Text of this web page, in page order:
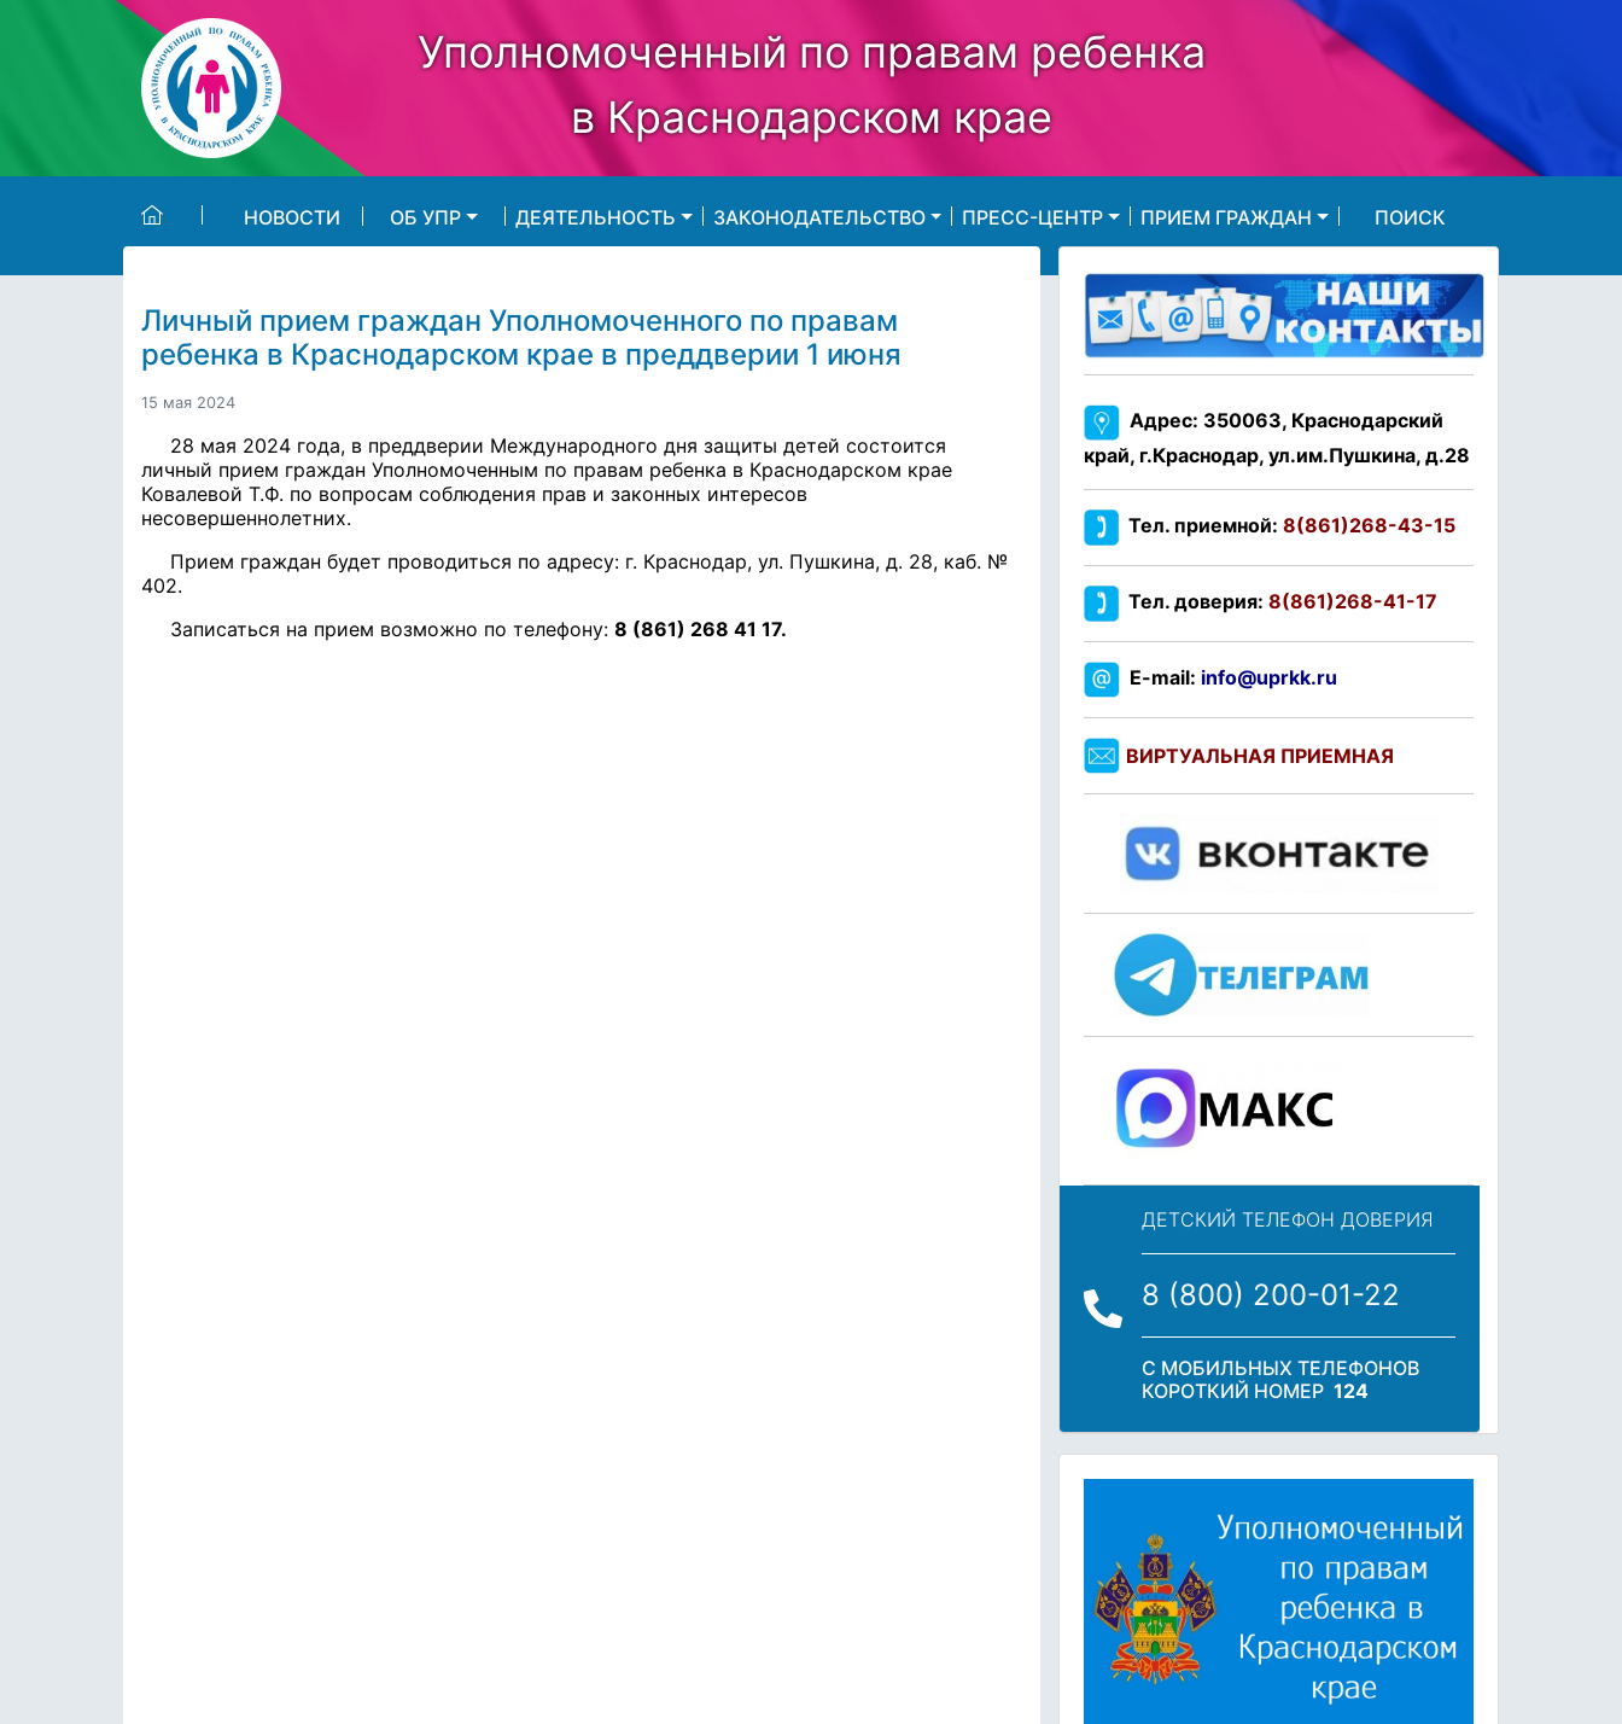
Skip to main content
Уполномоченный по правам ребенка
в Краснодарском крае
НОВОСТИ ОБ УПР ДЕЯТЕЛЬНОСТЬ ЗАКОНОДАТЕЛЬСТВО ПРЕСС-ЦЕНТР ПРИЕМ ГРАЖДАН ПОИСК
Личный прием граждан Уполномоченного по правам
ребенка в Краснодарском крае в преддверии 1 июня
15 мая 2024
28 мая 2024 года, в преддверии Международного дня защиты детей состоится
личный прием граждан Уполномоченным по правам ребенка в Краснодарском крае
Ковалевой Т.Ф. по вопросам соблюдения прав и законных интересов
несовершеннолетних.
Прием граждан будет проводиться по адресу: г. Краснодар, ул. Пушкина, д. 28, каб. №
402.
Записаться на прием возможно по телефону: 8 (861) 268 41 17.
Адрес: 350063, Краснодарский
край, г.Краснодар, ул.им.Пушкина, д.28
Тел. приемной: 8(861)268-43-15
Тел. доверия: 8(861)268-41-17
E-mail: info@uprkk.ru
ВИРТУАЛЬНАЯ ПРИЕМНАЯ
ДЕТСКИЙ ТЕЛЕФОН ДОВЕРИЯ
8 (800) 200-01-22
С МОБИЛЬНЫХ ТЕЛЕФОНОВ
КОРОТКИЙ НОМЕР 124